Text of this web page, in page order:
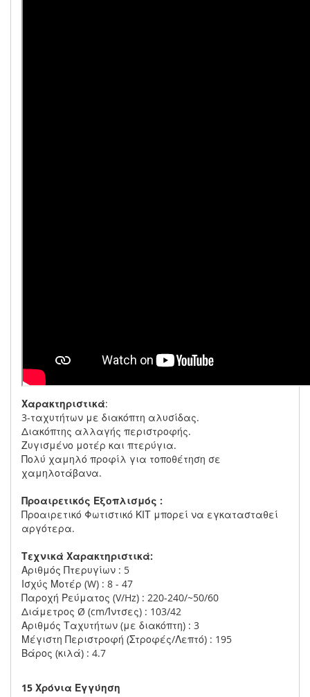
Χαρακτηριστικά:
3-ταχυτήτων με διακόπτη αλυσίδας.
Διακόπτης αλλαγής περιστροφής.
Ζυγισμένο μοτέρ και πτερύγια.
Πολύ χαμηλό προφίλ για τοποθέτηση σε
χαμηλοτάβανα.
Προαιρετικός Εξοπλισμός :
Προαιρετικό Φωτιστικό ΚΙΤ μπορεί να εγκατασταθεί
αργότερα.
Τεχνικά Χαρακτηριστικά:
Αριθμός Πτερυγίων : 5
Ισχύς Μοτέρ (W) : 8 - 47
Παροχή Ρεύματος (V/Hz) : 220-240/~50/60
Διάμετρος Ø (cm/Ίντσες) : 103/42
Αριθμός Ταχυτήτων (με διακόπτη) : 3
Μέγιστη Περιστροφή (Στροφές/Λεπτό) : 195
Βάρος (κιλά) : 4.7
15 Χρόνια Εγγύηση